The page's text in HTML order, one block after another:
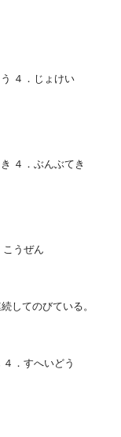
４．じょけい
４．ぶんぶてき
こうぜん
してのびている。
．すへいどう